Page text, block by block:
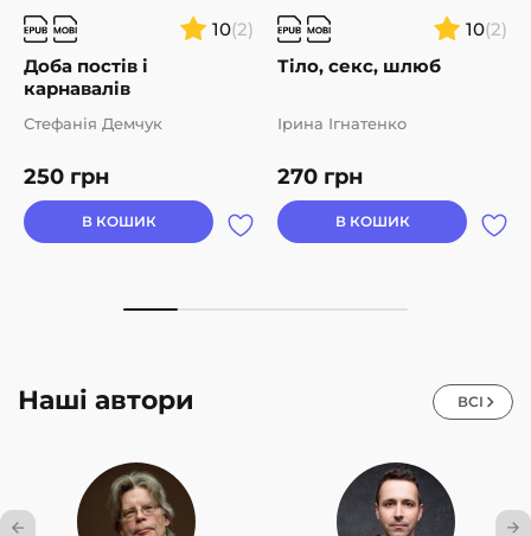
10(2)
Доба постів і
карнавалів
250 грн
Стефанія Демчук
В КОШИК
10(2)
Тіло, секс, шлюб
270 грн
Ірина Ігнатенко
В КОШИК
Наші автори ВСІ